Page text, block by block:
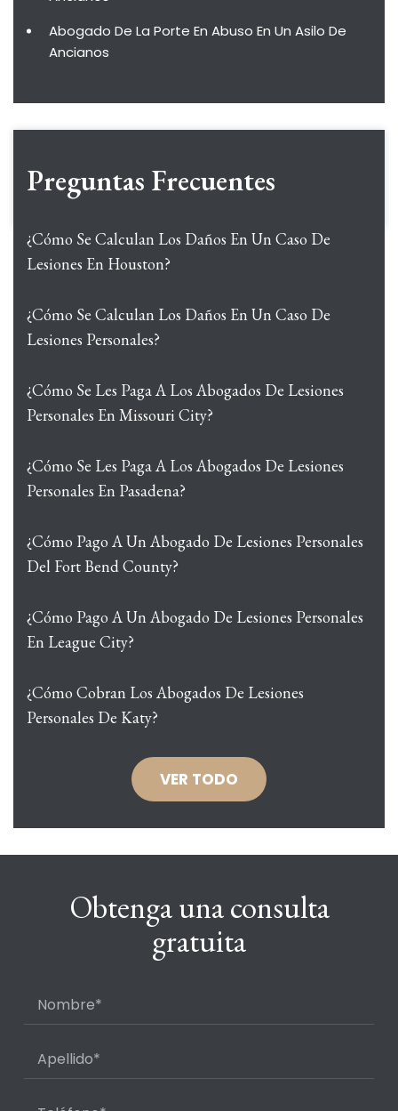
Abogado De La Porte En Abuso En Un Asilo De
Ancianos
Preguntas Frecuentes
¿Cómo Se Calculan Los Daños En Un Caso De
Lesiones En Houston?
¿Cómo Se Calculan Los Daños En Un Caso De
Lesiones Personales?
¿Cómo Se Les Paga A Los Abogados De Lesiones
Personales En Missouri City?
¿Cómo Se Les Paga A Los Abogados De Lesiones
Personales En Pasadena?
¿Cómo Pago A Un Abogado De Lesiones Personales
Del Fort Bend County?
¿Cómo Pago A Un Abogado De Lesiones Personales
En League City?
¿Cómo Cobran Los Abogados De Lesiones
Personales De Katy?
VER TODO
Obtenga una consulta
gratuita